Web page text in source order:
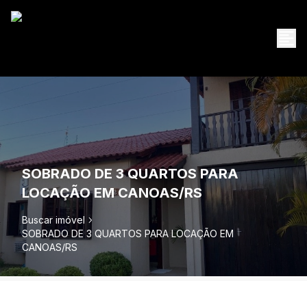
SOBRADO DE 3 QUARTOS PARA
LOCAÇÃO EM CANOAS/RS
Buscar imóvel
SOBRADO DE 3 QUARTOS PARA LOCAÇÃO EM
CANOAS/RS